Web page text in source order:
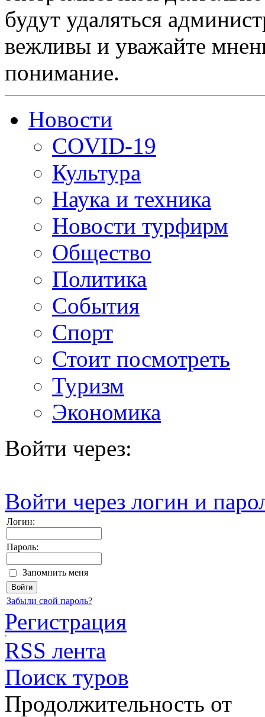
будут удаляться
вежливы и уважайте
понимание.
Новости
COVID-19
Культура
Наука и техника
Новости турфирм
Общество
Политика
События
Спорт
Стоит посмотреть
Туризм
Экономика
Войти через:
Войти через логин и
Логин:
Пароль:
Запомнить меня
Забыли свой пароль?
Регистрация
RSS лента
Поиск туров
Продолжительность от